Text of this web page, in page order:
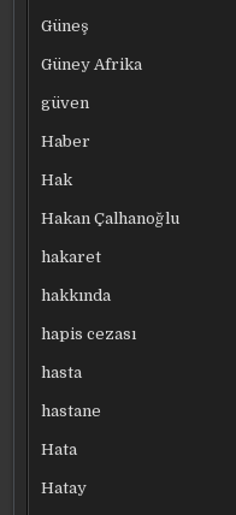
Güneş
Güney Afrika
güven
Haber
Hak
Hakan Çalhanoğlu
hakaret
hakkında
hapis cezası
hasta
hastane
Hata
Hatay